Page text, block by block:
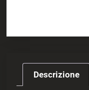
Descrizione